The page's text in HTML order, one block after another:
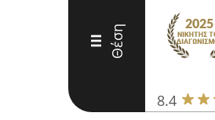
III Θέση
8.4